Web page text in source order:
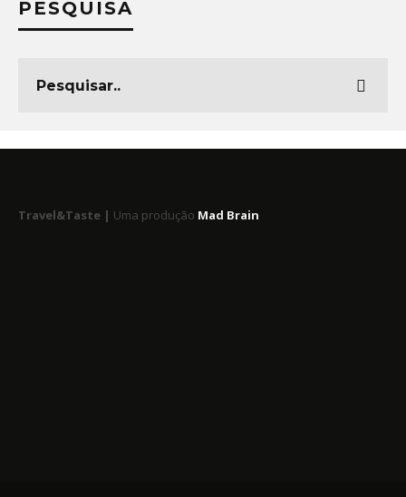
PESQUISA
Travel&Taste | Uma produção Mad Brain